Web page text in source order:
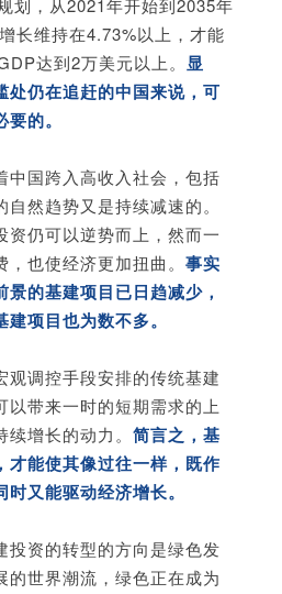
划，从2021年开始到2035年
长维持在4.73%以上，才能
达到2万美元以上。 显
处仍在追赶的中国来说，可
的。
中国跨入高收入社会，包括
然趋势又是持续减速的。
资仍可以逆势而上，然而一
，也使经济更加扭曲。事实
的基建项目已日趋减少，
项目也为数不多。
观调控手段安排的传统基建
以带来一时的短期需求的上
续增长的动力。简言之，基
才能使其像过往一样，既作
又能驱动经济增长。
投资的转型的方向是绿色发
的世界潮流，绿色正在成为